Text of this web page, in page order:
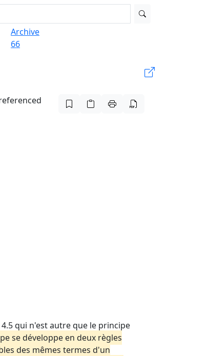
Archive
66
qui n'est autre que le principe
se développe en deux règles
des mêmes termes d'un